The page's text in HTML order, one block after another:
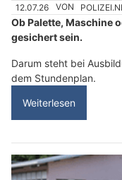
12.07.26 VON
Ob Palette, Maschine
gesichert sein.
Darum steht bei
dem Stundenplan.
Weiterlesen